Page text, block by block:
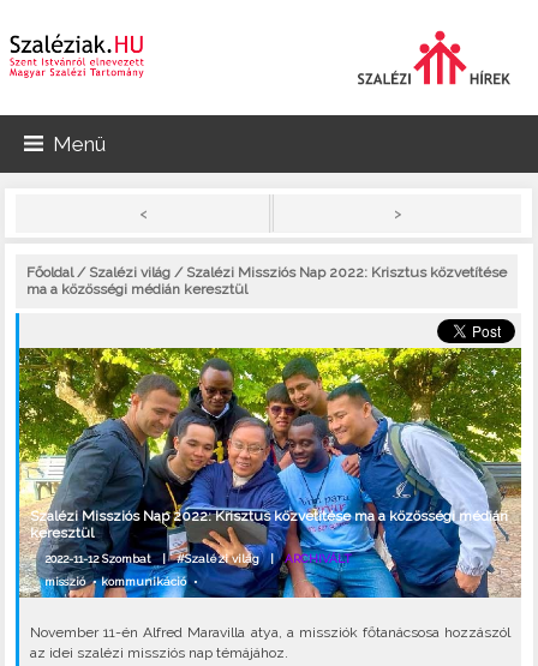
Menü
< >
Főoldal/ Szalézi világ / Szalézi Missziós Nap 2022: Krisztus közvetítése
ma a közösségi médián keresztül
Szalézi Missziós Nap 2022: Krisztus közvetítése ma a közösségi médián
keresztül
2022-11-12 Szombat |#Szalézi világ|ARCHIVÁLT
misszió•kommunikáció•
November 11-én Alfred Maravilla atya, a missziók főtanácsosa hozzászól
az idei szalézi missziós nap témájához.